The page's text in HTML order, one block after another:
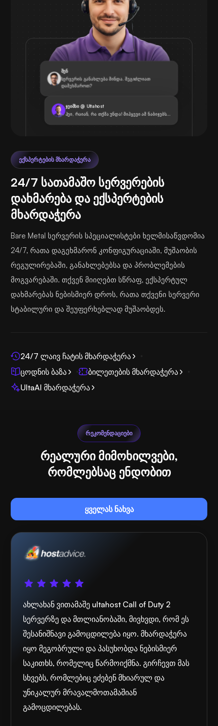
შენ
სერვერის განახლება მინდა. შეგიძლიათ
დამეხმაროთ?
ჯეიმსი @ Ultahost
ჰეი, რაიან, რა თქმა უნდა! მიჰყევი ამ ნაბიჯებს...
ᲔᲥᲡᲞᲔᲠᲢᲔᲑᲘᲡ ᲛᲮᲐᲠᲓᲐᲭᲔᲠᲐ
24/7 სათამაშო სერვერების
დახმარება და ექსპერტების
მხარდაჭერა
Bare Metal სერვერის სპეციალისტები ხელმისაწვდომია
24/7, რათა დაგეხმარონ კონფიგურაციაში, მუშაობის
რეგულირებაში, განახლებებსა და პრობლემების
მოგვარებაში. თქვენ მიიღებთ სწრაფ, ექსპერტულ
დახმარებას ნებისმიერ დროს, რათა თქვენი სერვერი
სტაბილური და შეუფერხებლად მუშაობდეს.
24/7 ლაივ ჩატის მხარდაჭერა
ცოდნის ბაზა
ბილეთების მხარდაჭერა
UltaAI მხარდაჭერა
ᲠᲔᲙᲝᲛᲔᲜᲓᲐᲪᲘᲔᲑᲘ
რეალური მიმოხილვები,
რომლებსაც ენდობით
ყველას ნახვა
ახლახან ვითამაშე ultahost Call of Duty 2
სერვერზე და მთლიანობაში, მივხვდი, რომ ეს
შესანიშნავი გამოცდილება იყო. მხარდაჭერა
იყო მეგობრული და პასუხობდა ნებისმიერ
საკითხს, რომელიც წარმოიქმნა. გირჩევთ მას
სხვებს, რომლებიც ეძებენ მხიარულ და
უნიკალურ მრავალმოთამაშიან
გამოცდილებას.